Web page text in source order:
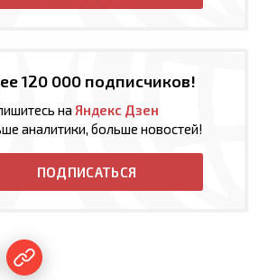
120 000 подписчиков!
на Яндекс Дзен
аналитики, больше новостей!
ПОДПИСАТЬСЯ